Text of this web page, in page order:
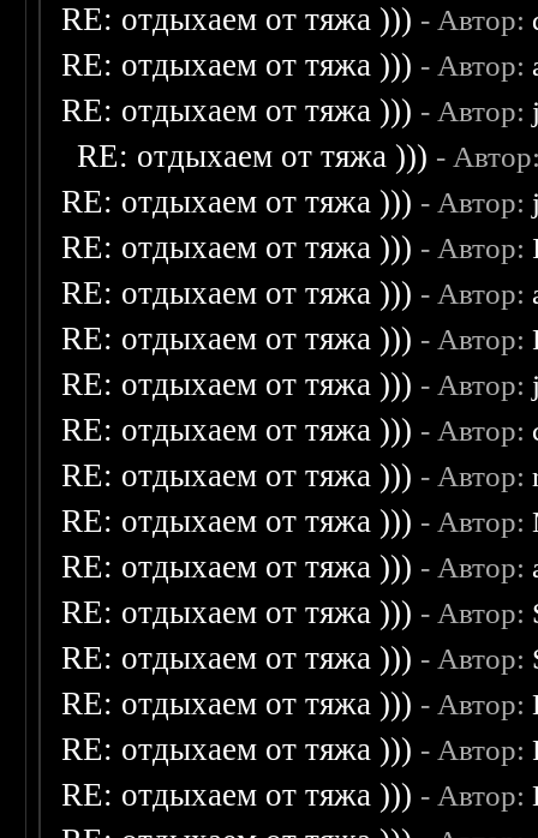
RE: отдыхаем от тяжа ))) - Автор:
RE: отдыхаем от тяжа ))) - Автор:
RE: отдыхаем от тяжа ))) - Автор:
RE: отдыхаем от тяжа ))) -
RE: отдыхаем от тяжа ))) - Автор:
RE: отдыхаем от тяжа ))) - Автор:
RE: отдыхаем от тяжа ))) - Автор:
RE: отдыхаем от тяжа ))) - Автор:
RE: отдыхаем от тяжа ))) - Автор:
RE: отдыхаем от тяжа ))) - Автор:
RE: отдыхаем от тяжа ))) - Автор:
RE: отдыхаем от тяжа ))) - Автор:
RE: отдыхаем от тяжа ))) - Автор:
RE: отдыхаем от тяжа ))) - Автор:
RE: отдыхаем от тяжа ))) - Автор:
RE: отдыхаем от тяжа ))) - Автор:
RE: отдыхаем от тяжа ))) - Автор:
RE: отдыхаем от тяжа ))) - Автор: